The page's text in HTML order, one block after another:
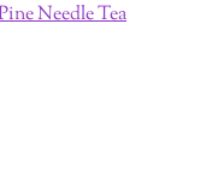
Needle Tea